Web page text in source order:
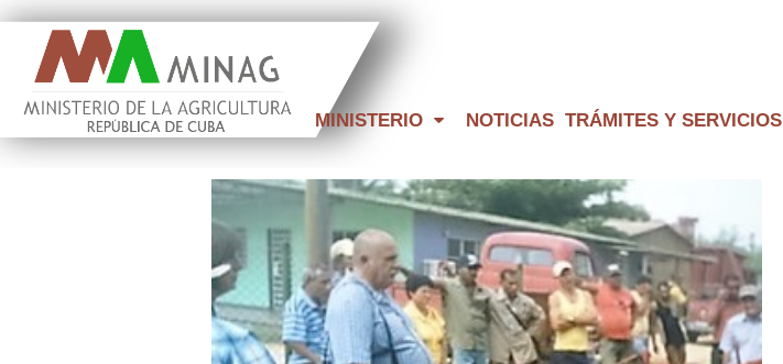
MINISTERIO NOTICIAS TRÁMITES Y SERVICIOS